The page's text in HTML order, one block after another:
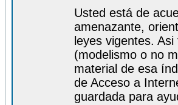
Usted está de
amenazante,
leyes vigentes.
(modelismo o no
material de esa
de Acceso a
guardada para